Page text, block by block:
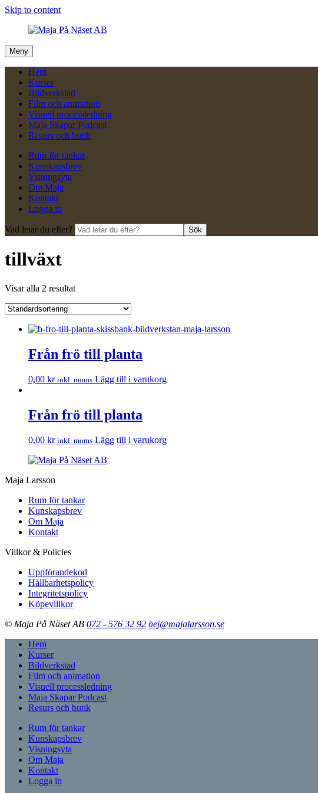
Skip to content
Meny
Hem
Kurser
Bildverkstad
Film och animation
Visuell processledning
Maja Skapar Podcast
Resurs och butik
Rum för tankar
Kunskapsbrev
Visningsyta
Om Maja
Kontakt
Logga in
Vad letar du efter? Sök
tillväxt
Visar alla 2 resultat
Från frö till planta
0,00 kr inkl. moms Lägg till i varukorg
Från frö till planta
0,00 kr inkl. moms Lägg till i varukorg
Maja Larsson
Rum för tankar
Kunskapsbrev
Om Maja
Kontakt
Villkor & Policies
Uppförandekod
Hållbarhetspolicy
Integritetspolicy
Köpevillkor
© Maja På Näset AB 072 - 576 32 92 hej@majalarsson.se
Hem
Kurser
Bildverkstad
Film och animation
Visuell processledning
Maja Skapar Podcast
Resurs och butik
Rum för tankar
Kunskapsbrev
Visningsyta
Om Maja
Kontakt
Logga in